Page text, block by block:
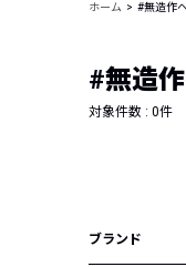
ブランドから探
新着アイテム
編集部のおすす
ホーム #無造作
#無造
対象件数 : 0件
ブランド